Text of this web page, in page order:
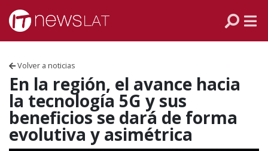
Skip to content
Volver a noticias
En la región, el avance hacia
la tecnología 5G y sus
beneficios se dará de forma
evolutiva y asimétrica
VENEZUELA
ECUADOR
PERÚ